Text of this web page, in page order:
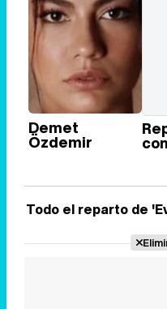
Demet
Özdemir
Todo el reparto de